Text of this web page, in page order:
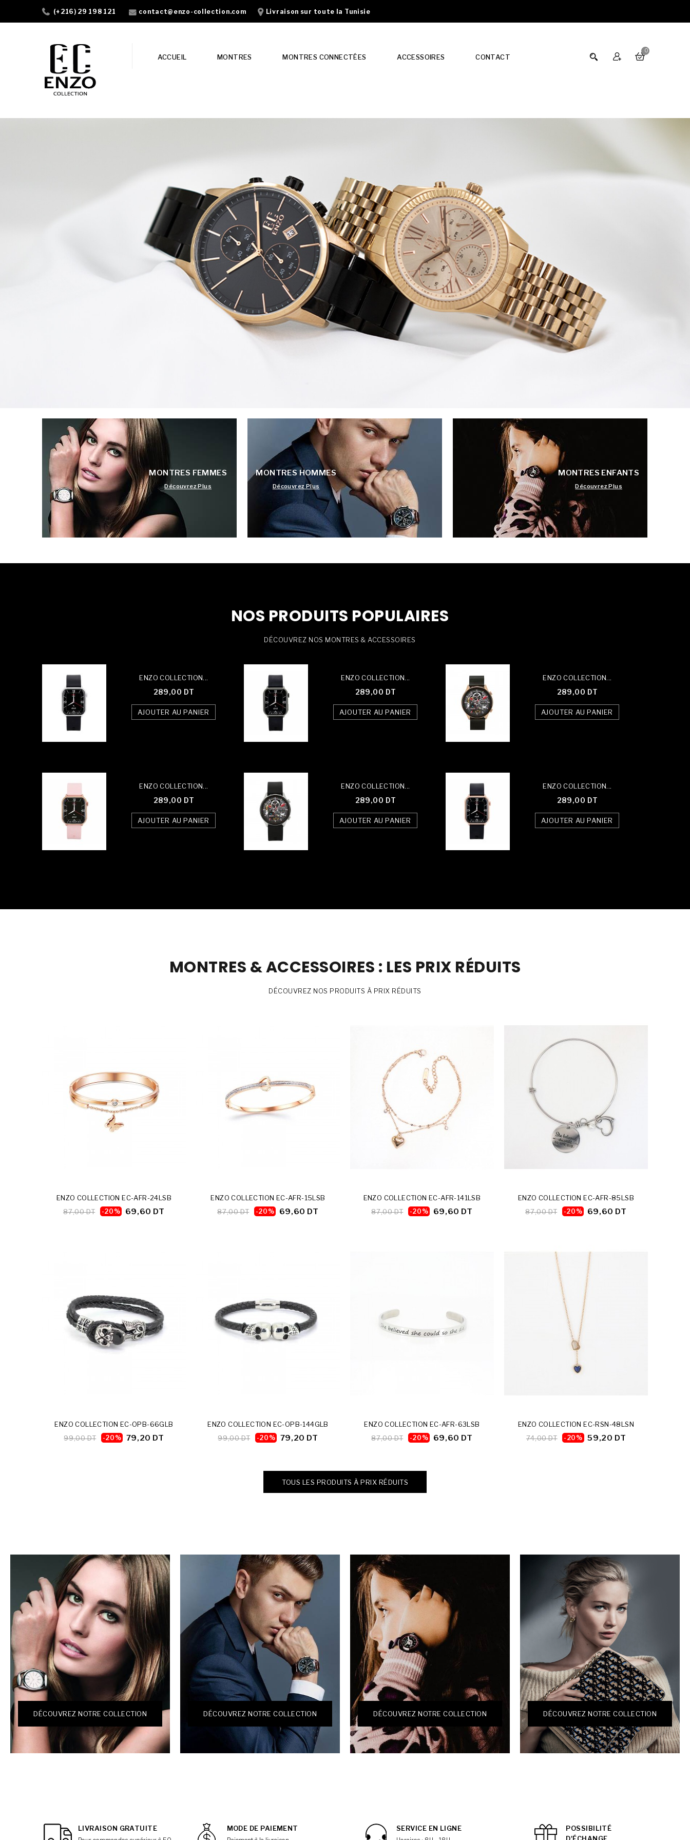
(+216) 29 198 121 contact@enzo-collection.com Livraison sur toute la Tunisie
0
ACCUEIL MONTRES MONTRES CONNECTÉES ACCESSOIRES CONTACT
MONTRES FEMMES
Découvrez Plus
MONTRES HOMMES
Découvrez Plus
MONTRES ENFANTS
Découvrez Plus
NOS PRODUITS POPULAIRES
DÉCOUVREZ NOS MONTRES & ACCESSOIRES
ENZO COLLECTION...
289,00 DT
AJOUTER AU PANIER
ENZO COLLECTION...
289,00 DT
AJOUTER AU PANIER
ENZO COLLECTION...
289,00 DT
AJOUTER AU PANIER
ENZO COLLECTION...
289,00 DT
AJOUTER AU PANIER
ENZO COLLECTION...
289,00 DT
AJOUTER AU PANIER
ENZO COLLECTION...
289,00 DT
AJOUTER AU PANIER
MONTRES & ACCESSOIRES : LES PRIX RÉDUITS
DÉCOUVREZ NOS PRODUITS À PRIX RÉDUITS
ENZO COLLECTION EC-AFR-24LSB
87,00 DT
-20% 69,60 DT
ENZO COLLECTION EC-AFR-15LSB
87,00 DT
-20% 69,60 DT
ENZO COLLECTION EC-AFR-141LSB
87,00 DT
-20% 69,60 DT
ENZO COLLECTION EC-AFR-85LSB
87,00 DT
-20% 69,60 DT
ENZO COLLECTION EC-OPB-66GLB
99,00 DT
-20% 79,20 DT
ENZO COLLECTION EC-OPB-144GLB
99,00 DT
-20% 79,20 DT
ENZO COLLECTION EC-AFR-63LSB
87,00 DT
-20% 69,60 DT
ENZO COLLECTION EC-RSN-48LSN
74,00 DT
-20% 59,20 DT
TOUS LES PRODUITS À PRIX RÉDUITS
DÉCOUVREZ NOTRE COLLECTION DÉCOUVREZ NOTRE COLLECTION DÉCOUVREZ NOTRE COLLECTION DÉCOUVREZ NOTRE COLLECTION
LIVRAISON GRATUITE MODE DE PAIEMENT SERVICE EN LIGNE
POSSIBILITÉ